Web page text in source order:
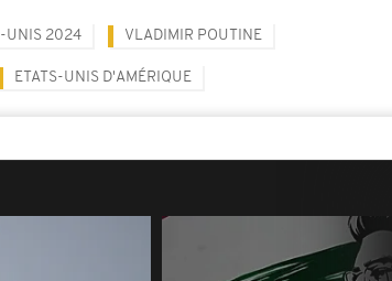
UNIS 2024 VLADIMIR POUTINE
ETATS-UNIS D'AMÉRIQUE